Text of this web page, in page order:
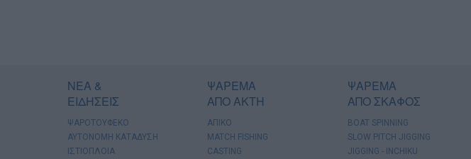
ΝΕΑ &
ΕΙΔΗΣΕΙΣ
ΨΑΡΟΤΟΥΦΕΚΟ
ΑΥΤΟΝΟΜΗ ΚΑΤΑΔΥΣΗ
ΙΣΤΙΟΠΛΟΙΑ
ΨΑΡΕΜΑ
ΑΠΟ ΑΚΤΗ
ΑΠΙΚΟ
MATCH FISHING
CASTING
ΨΑΡΕΜΑ
ΑΠΟ ΣΚΑΦΟΣ
BOAT SPINNING
SLOW PITCH JIGGING
JIGGING - INCHIKU